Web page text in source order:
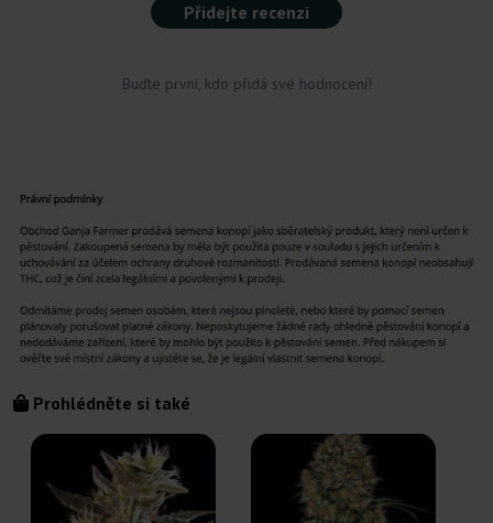
Přidejte recenzi
Buďte první, kdo přidá své hodnocení!
Prohlédněte si také